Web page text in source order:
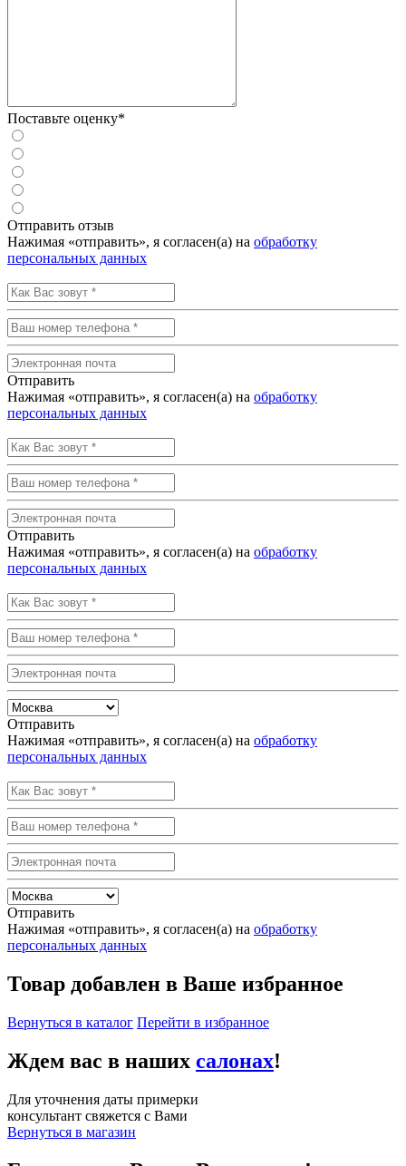
Поставьте оценку*
Отправить отзыв
Нажимая «отправить», я согласен(а) на обработку
персональных данных
Отправить
Нажимая «отправить», я согласен(а) на обработку
персональных данных
Отправить
Нажимая «отправить», я согласен(а) на обработку
персональных данных
Отправить
Нажимая «отправить», я согласен(а) на обработку
персональных данных
Отправить
Нажимая «отправить», я согласен(а) на обработку
персональных данных
Товар добавлен в Ваше избранное
Вернуться в каталог Перейти в избранное
Ждем вас в наших салонах!
Для уточнения даты примерки
консультант свяжется с Вами
Вернуться в магазин